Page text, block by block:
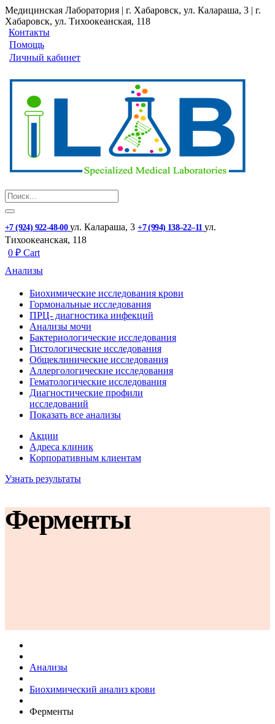
Медицинская Лаборатория | г. Хабаровск, ул. Калараша, 3 | г.
Хабаровск, ул. ​Тихоокеанская, 118
Контакты
Помощь
Личный кабинет
+7 (924) 922-48-00 ул. ​Калараша, 3 +7 (994) 138‒22‒11 ул. ​
Тихоокеанская, 118
0 ₽ Cart
Анализы
Биохимические исследования крови
Гормональные исследования
ПРЦ- диагностика инфекций
Анализы мочи
Бактериологические исследования
Гистологические исследования
Общеклинические исследования
Аллергологические исследования
Гематологические исследования
Диагностические профили
исследований
Показать все анализы
Акции
Адреса клиник
Кoрпоративным клиентам
Узнать результаты
Ферменты
Анализы
Биохимический анализ крови
Ферменты